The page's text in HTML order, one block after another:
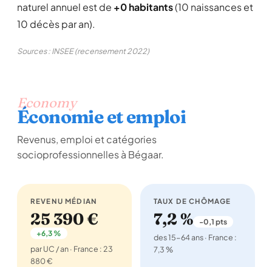
naturel annuel est de +0 habitants(10 naissances et
10 décès par an).
Sources : INSEE (recensement 2022)
Economy
Économie et emploi
Revenus, emploi et catégories
socioprofessionnelles à Bégaar.
REVENU MÉDIAN
25 390 €
+6,3 %
par UC / an · France : 23
880 €
TAUX DE CHÔMAGE
7,2 % -0,1 pts
des 15-64 ans · France :
7,3 %